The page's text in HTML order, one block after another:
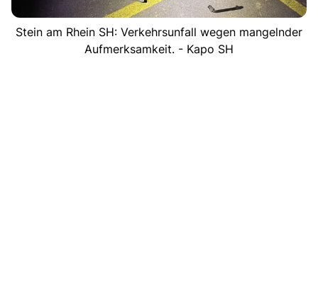
Stein am Rhein SH: Verkehrsunfall wegen mangelnder
Aufmerksamkeit. - Kapo SH